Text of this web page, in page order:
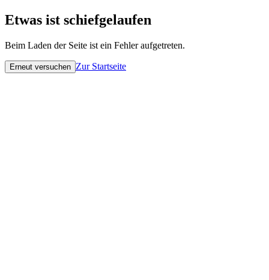
Etwas ist schiefgelaufen
Beim Laden der Seite ist ein Fehler aufgetreten.
Erneut versuchen Zur Startseite